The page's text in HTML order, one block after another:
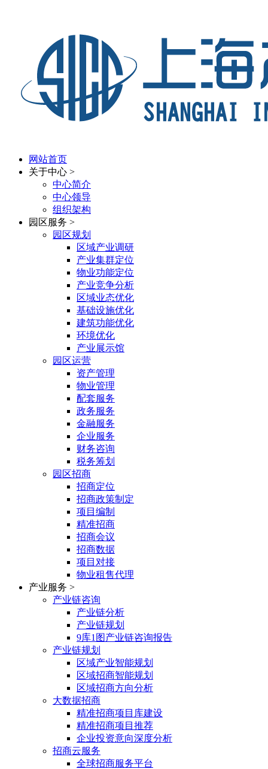
网站首页
关于中心 >
中心简介
中心领导
组织架构
园区服务 >
园区规划
区域产业调研
产业集群定位
物业功能定位
产业竞争分析
区域业态优化
基础设施优化
建筑功能优化
环境优化
产业展示馆
园区运营
资产管理
物业管理
配套服务
政务服务
金融服务
企业服务
财务咨询
税务筹划
园区招商
招商定位
招商政策制定
项目编制
精准招商
招商会议
招商数据
项目对接
物业租售代理
产业服务 >
产业链咨询
产业链分析
产业链规划
9库1图产业链咨询报告
产业链规划
区域产业智能规划
区域招商智能规划
区域招商方向分析
大数据招商
精准招商项目库建设
精准招商项目推荐
企业投资意向深度分析
招商云服务
全球招商服务平台